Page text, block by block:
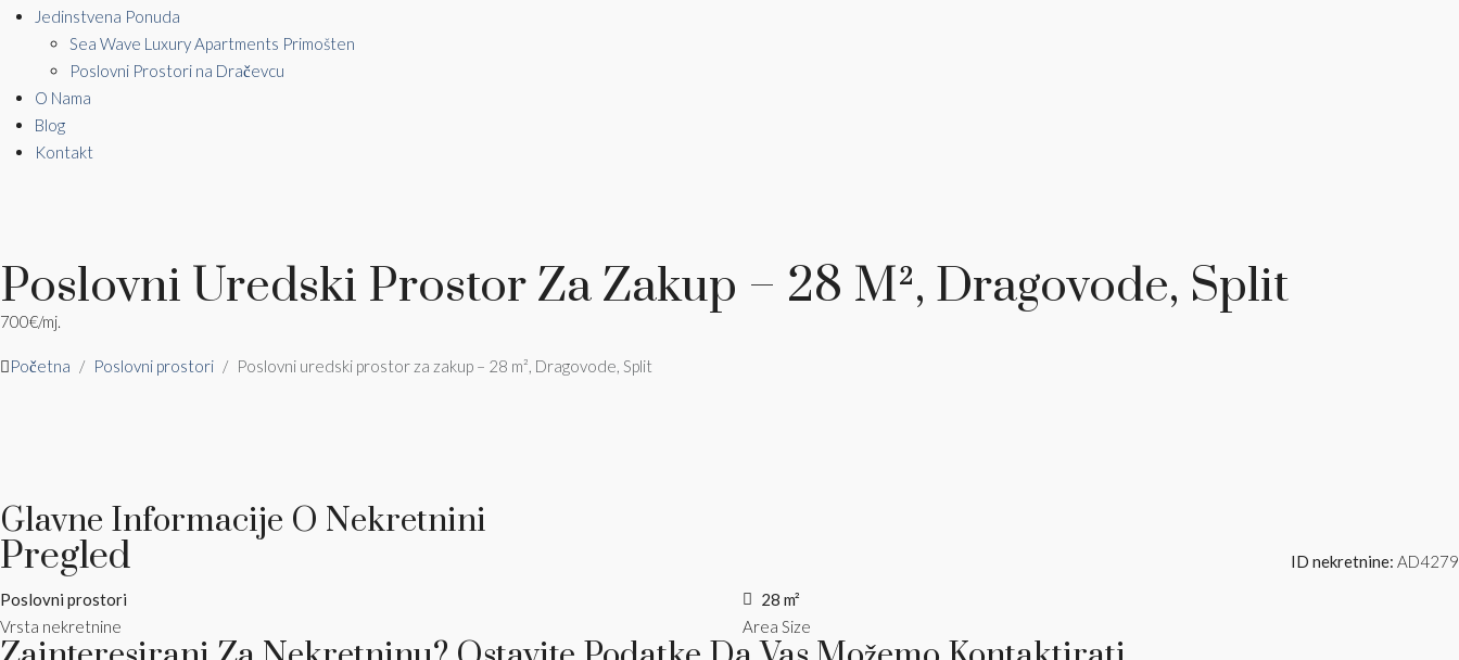
Jedinstvena Ponuda
Sea Wave Luxury Apartments Primošten
Poslovni Prostori na Dračevcu
O Nama
Blog
Kontakt
Poslovni Uredski Prostor Za Zakup – 28 M², Dragovode, Split
700€/mj.
Početna Poslovni prostori Poslovni uredski prostor za zakup – 28 m², Dragovode, Split
Glavne Informacije O Nekretnini
Pregled ID nekretnine: AD4279
Poslovni prostori
Vrsta nekretnine
28 m²
Area Size